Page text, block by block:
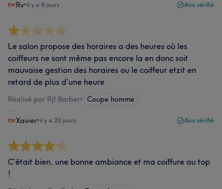
Rv•il y a 8 jours Avis vérifié
Le salon propose des horaires a des heures où les
coiffeurs ne sont même pas encore la en donc soit
mauvaise gestion des horaires ou le coiffeur etzit en
retard de plus d’une heure
Réalisé par Rjf Barber• Coupe homme
Xavier•il y a 20 jours Avis vérifié
C’était bien, une bonne ambiance et ma coiffure au top
!